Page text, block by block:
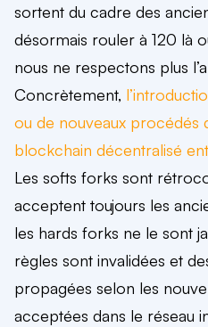
sortent du cadre des
désormais rouler à 120 là
nous ne respectons plus
Concrètement,
ou de nouveaux procédés
blockchain décentralisé
Les softs forks sont
acceptent toujours les
les hards forks ne le sont
règles sont invalidées et
propagées selon les
acceptées dans le réseau